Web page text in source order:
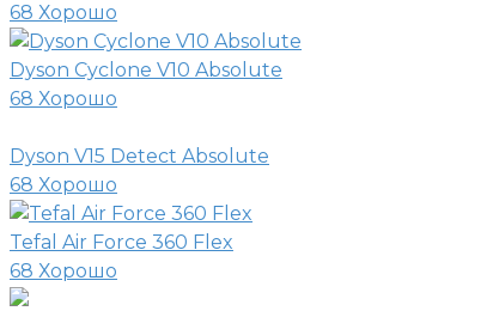
68 Хорошо
Dyson Cyclone V10 Absolute
68 Хорошо
Dyson V15 Detect Absolute
68 Хорошо
Tefal Air Force 360 Flex
68 Хорошо